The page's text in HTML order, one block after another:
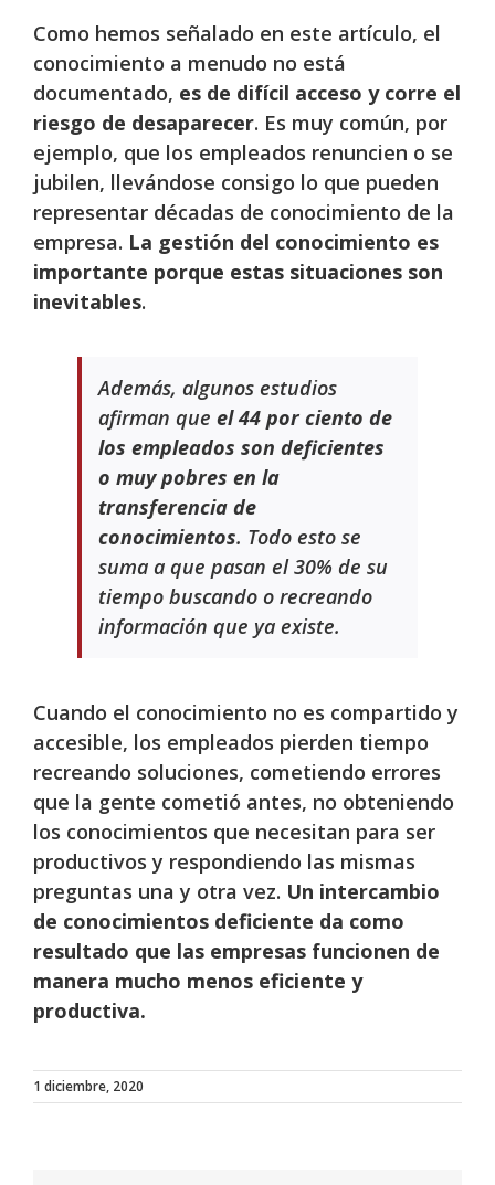
Como hemos señalado en este artículo, el
conocimiento a menudo no está
documentado, es de difícil acceso y corre el
riesgo de desaparecer. Es muy común, por
ejemplo, que los empleados renuncien o se
jubilen, llevándose consigo lo que pueden
representar décadas de conocimiento de la
empresa. La gestión del conocimiento es
importante porque estas situaciones son
inevitables.
Además, algunos estudios
afirman que el 44 por ciento de
los empleados son deficientes
o muy pobres en la
transferencia de
conocimientos. Todo esto se
suma a que pasan el 30% de su
tiempo buscando o recreando
información que ya existe.
Cuando el conocimiento no es compartido y
accesible, los empleados pierden tiempo
recreando soluciones, cometiendo errores
que la gente cometió antes, no obteniendo
los conocimientos que necesitan para ser
productivos y respondiendo las mismas
preguntas una y otra vez. Un intercambio
de conocimientos deficiente da como
resultado que las empresas funcionen de
manera mucho menos eficiente y
productiva.
1 diciembre, 2020